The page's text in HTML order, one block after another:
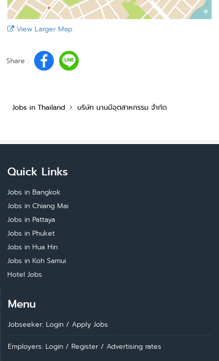
View Larger Map
Share :
Jobs in Thailand บริษัท นานมีอุตสาหกรรม จำกัด
Quick Links
Jobs in Bangkok
Jobs in Chiang Mai
Jobs in Pattaya
Jobs in Phuket
Jobs in Hua Hin
Jobs in Koh Samui
Hotel Jobs
Menu
Jobseeker: Login / Apply Jobs
Employers: Login / Register / Advertising rates